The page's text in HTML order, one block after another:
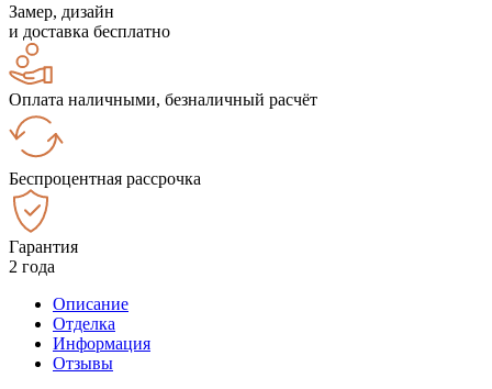
Замер, дизайн
и доставка бесплатно
Оплата наличными, безналичный расчёт
Беспроцентная рассрочка
Гарантия
2 года
Описание
Отделка
Информация
Отзывы